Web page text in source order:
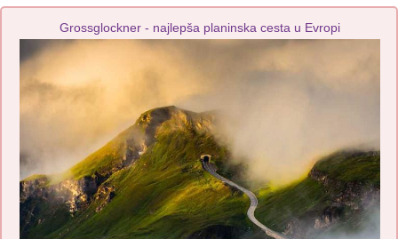
Grossglockner - najlepša planinska cesta u Evropi